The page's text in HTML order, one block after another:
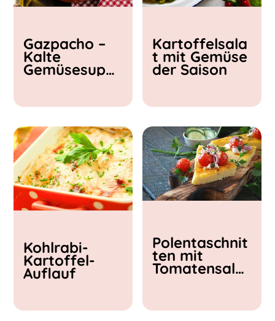
< 15 min
15 - 30 min
30 - 60 min
Gazpacho –
Kalte
Gemüsesupp
Kartoffelsala
t mit Gemüse
der Saison
Kohlrabi-
Kartoffel-
Auflauf
Polentaschnit
ten mit
Tomatensalat